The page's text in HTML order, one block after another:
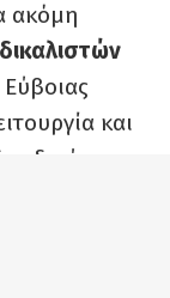
ακόμη
και